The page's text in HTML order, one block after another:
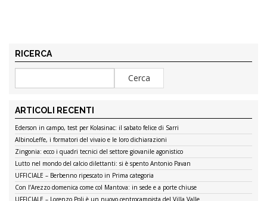
RICERCA
ARTICOLI RECENTI
Ederson in campo, test per Kolasinac: il sabato felice di Sarri
AlbinoLeffe, i formatori del vivaio e le loro dichiarazioni
Zingonia: ecco i quadri tecnici del settore giovanile agonistico
Lutto nel mondo del calcio dilettanti: si è spento Antonio Pavan
UFFICIALE – Berbenno ripescato in Prima categoria
Con l’Arezzo domenica come col Mantova: in sede e a porte chiuse
UFFICIALE – Lorenzo Poli è un nuovo centrocampista del Villa Valle